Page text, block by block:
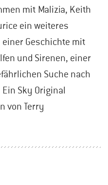
mit Malizia, Keith
ein weiteres
Geschichte mit
und Sirenen, einer
Suche nach
Ein Sky Original
von Terry